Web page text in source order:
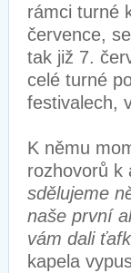
rámci turné
července,
tak již 7.
celé turné
festivalech,
K němu
rozhovorů k
sdělujeme
naše první
vám dali
kapela